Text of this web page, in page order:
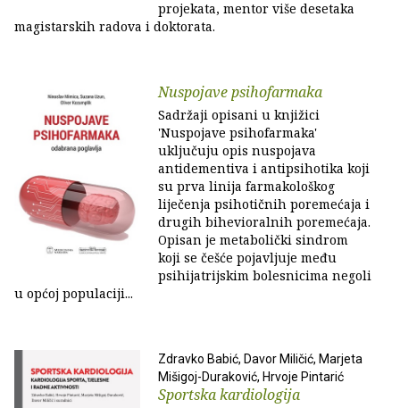
projekata, mentor više desetaka
magistarskih radova i doktorata.
Nuspojave psihofarmaka
Sadržaji opisani u knjižici
'Nuspojave psihofarmaka'
uključuju opis nuspojava
antidementiva i antipsihotika koji
su prva linija farmakološkog
liječenja psihotičnih poremećaja i
drugih bihevioralnih poremećaja.
Opisan je metabolički sindrom
koji se češće pojavljuje među
psihijatrijskim bolesnicima negoli
u općoj populaciji...
Zdravko Babić, Davor Miličić, Marjeta
Mišigoj-Duraković, Hrvoje Pintarić
Sportska kardiologija